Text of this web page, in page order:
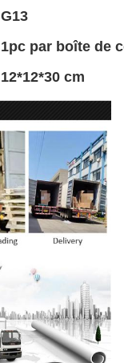
G13
1pc par boîte de
12*12*30 cm